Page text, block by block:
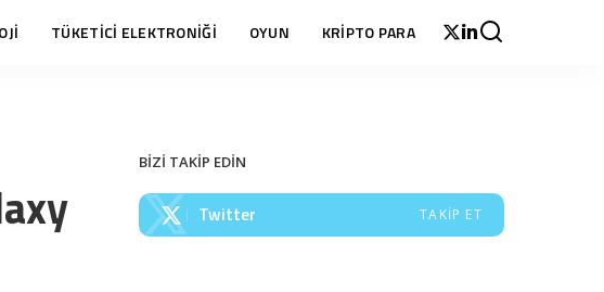
TÜKETİCİ ELEKTRONİĞİ OYUN KRİPTO PARA
BİZİ TAKİP EDİN
Twitter TAKIP ET